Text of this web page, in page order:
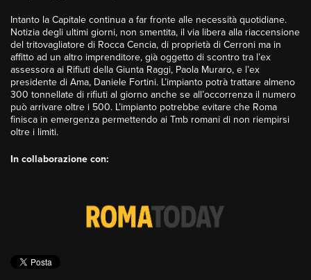
Intanto la Capitale continua a far fronte alle necessità quotidiane.
Notizia degli ultimi giorni, non smentita, il via libera alla riaccensione
del tritovagliatore di Rocca Cencia, di proprietà di Cerroni ma in
affitto ad un altro imprenditore, già oggetto di scontro tra l’ex
assessora ai Rifiuti della Giunta Raggi, Paola Muraro, e l’ex
presidente di Ama, Daniele Fortini. L’impianto potrà trattare almeno
300 tonnellate di rifiuti al giorno anche se all’occorrenza il numero
può arrivare oltre i 500. L’impianto potrebbe evitare che Roma
finisca in emergenza permettendo ai Tmb romani di non riempirsi
oltre i limiti.
In collaborazione con: